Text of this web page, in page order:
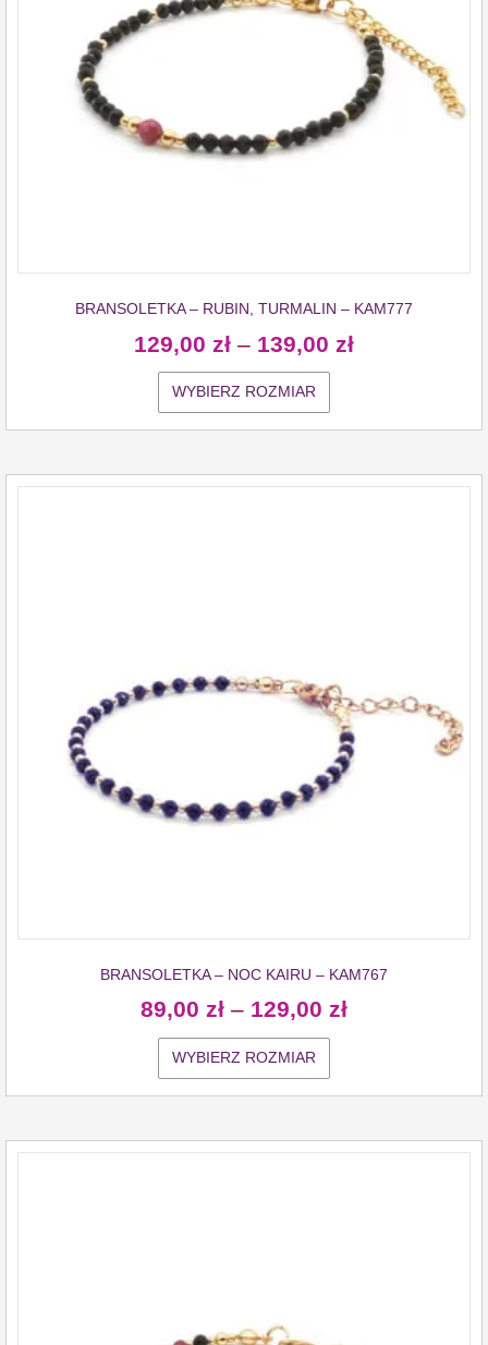
BRANSOLETKA – RUBIN, TURMALIN – KAM777
129,00 zł – 139,00 zł
WYBIERZ ROZMIAR
BRANSOLETKA – NOC KAIRU – KAM767
89,00 zł – 129,00 zł
WYBIERZ ROZMIAR